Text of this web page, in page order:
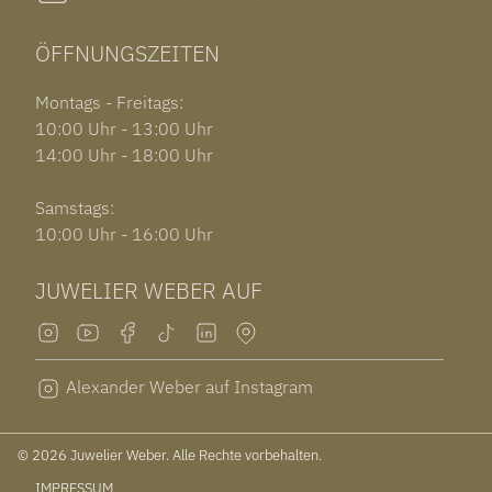
ÖFFNUNGSZEITEN
Montags - Freitags:
10:00 Uhr - 13:00 Uhr
14:00 Uhr - 18:00 Uhr
Samstags:
10:00 Uhr - 16:00 Uhr
JUWELIER WEBER AUF
Alexander Weber auf Instagram
© 2026 Juwelier Weber. Alle Rechte vorbehalten.
IMPRESSUM